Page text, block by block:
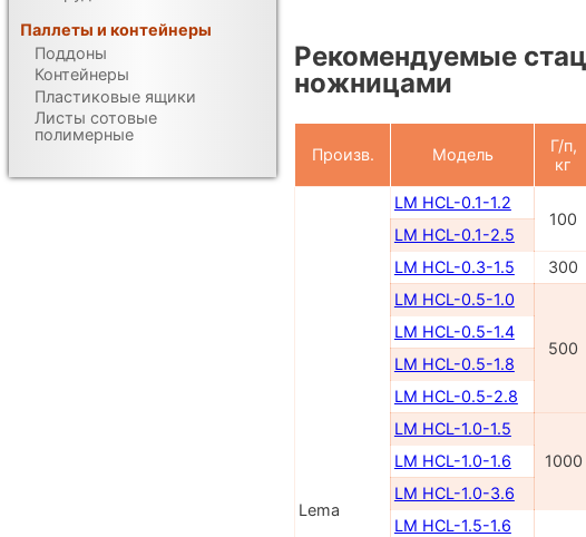
Рекомендуемые
ножницами
Произв. Модель
Г/п,
кг
Lema
LM HCL-0.1-1.2
100
LM HCL-0.1-2.5
LM HCL-0.3-1.5
300
LM HCL-0.5-1.0
500
LM HCL-0.5-1.4
LM HCL-0.5-1.8
LM HCL-0.5-2.8
LM HCL-1.0-1.5
1000
LM HCL-1.0-1.6
LM HCL-1.0-3.6
LM HCL-1.5-1.6
Паллеты и контейнеры
Поддоны
Контейнеры
Пластиковые ящики
Листы сотовые
полимерные